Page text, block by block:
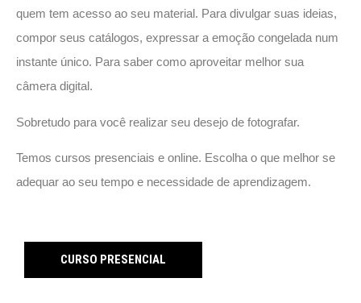
quem tem acesso ao seu material. Para divulgar suas ideias,
compor seus catálogos, expressar a emoção congelada num
instante único. Para saber como aproveitar melhor sua
câmera digital.
Sobretudo para você realizar seu desejo de fotografar.
Temos cursos presenciais e online. Escolha o que melhor se
adequar ao seu tempo e necessidade de aprendizagem.
CURSO PRESENCIAL